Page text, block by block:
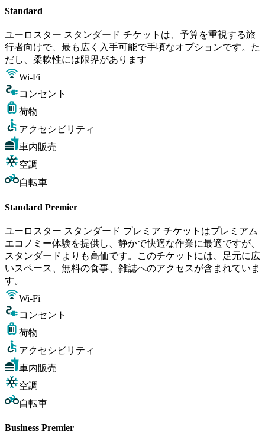
Standard
ユーロスター スタンダード チケットは、予算を重視する旅
行者向けで、最も広く入手可能で手頃なオプションです。た
だし、柔軟性には限界があります
Wi-Fi
コンセント
荷物
アクセシビリティ
車内販売
空調
自転車
Standard Premier
ユーロスター スタンダード プレミア チケットはプレミアム
エコノミー体験を提供し、静かで快適な作業に最適ですが、
スタンダードよりも高価です。このチケットには、足元に広
いスペース、無料の食事、雑誌へのアクセスが含まれていま
す。
Wi-Fi
コンセント
荷物
アクセシビリティ
車内販売
空調
自転車
Business Premier